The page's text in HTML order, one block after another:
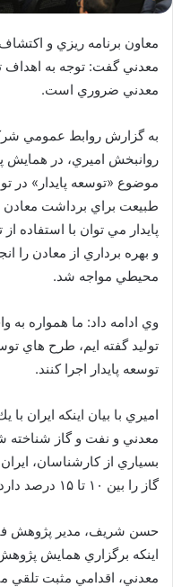
معاون برنامه ريزي و
معدني گفت: توجه به اهداف
معدني ضروري است.
به گزارش روابط عمومي
روانبخش اميري، در همايش
موضوع «توسعه پايدار»
طبيعت براي برداشت معادن
پايدار مي توان با استفاده
و بهره برداري از معادن را
محيطي مواجه شد.
وي ادامه داد: ما همواره
توليد گفته ايم، طرح هاي
توسعه پايدار اجرا كنند.
معدني و نفت و گاز شناخته
بسياري از كارشناسان،
گاز را بين ۱۰ تا ۱۵ درصد دارد.
حسن شريف، مدير پژوهش
اينكه برگزاري همايش
معدني، اقدامي مثبت تلقي